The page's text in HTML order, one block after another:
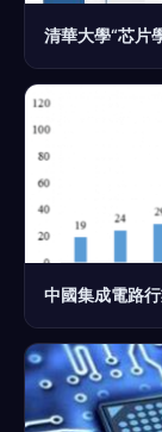
清華大學“芯片
中國集成電路